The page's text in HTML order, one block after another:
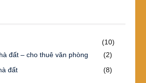
(10)
đất – cho thuê văn phòng
(2)
đất
(8)